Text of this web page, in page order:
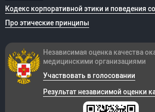
Кодекс корпоративной этики и поведения
Про этические принципы
Независимая оценка качества
медицинскими организациями
Участвовать в голосовании
Результат независимой оценки